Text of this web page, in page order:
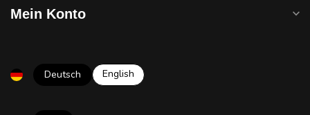
Mein Konto
Deutsch English